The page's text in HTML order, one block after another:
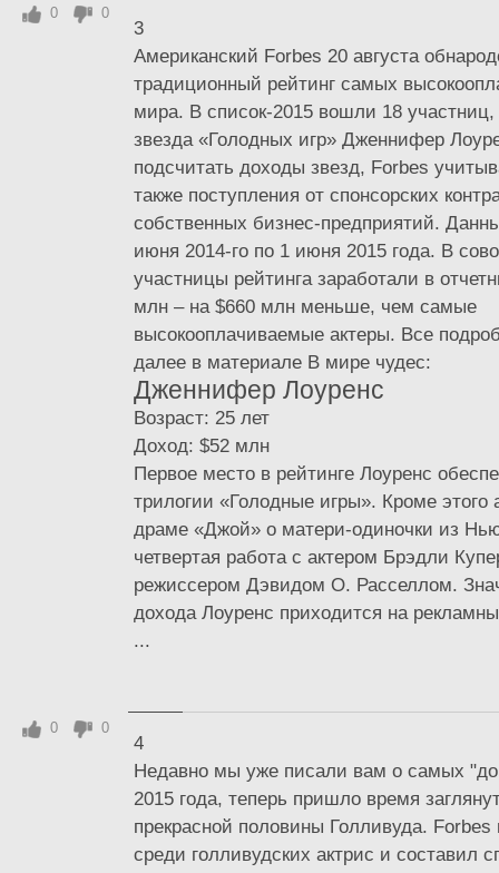
3
Американский Forbes 20 августа
традиционный рейтинг самых
мира. В список-2015 вошли 18 участниц,
звезда «Голодных игр» Дженнифер
подсчитать доходы звезд, Forbes
также поступления от спонсорских
собственных бизнес-предприятий.
июня 2014-го по 1 июня 2015 года. В
участницы рейтинга заработали в
млн – на $660 млн меньше, чем самые
высокооплачиваемые актеры. Все
далее в материале В мире чудес:
Дженнифер Лоуренс
Возраст: 25 лет
Доход: $52 млн
Первое место в рейтинге Лоуренс
трилогии «Голодные игры». Кроме этого
драме «Джой» о матери-одиночки из
четвертая работа с актером Брэдли
режиссером Дэвидом О. Расселлом.
дохода Лоуренс приходится на
...
0 0
4
Недавно мы уже писали вам о самых
2015 года, теперь пришло время
прекрасной половины Голливуда. Forbes
среди голливудских актрис и составил
0 0